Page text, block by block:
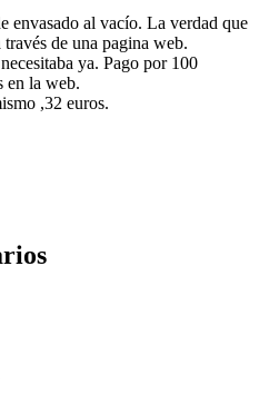
envasado al vacío. La verdad que
de una pagina web.
ya. Pago por 100
en la web.
,32 euros.